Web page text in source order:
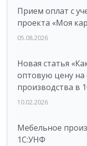
Прием оплат с
проекта «Моя
05.08.2026
Новая статья
оптовую цену на
производства в
10.02.2026
Мебельное
1С:УНФ